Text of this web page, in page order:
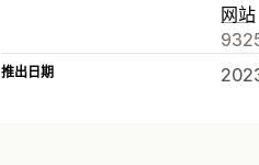
网站
推出日期